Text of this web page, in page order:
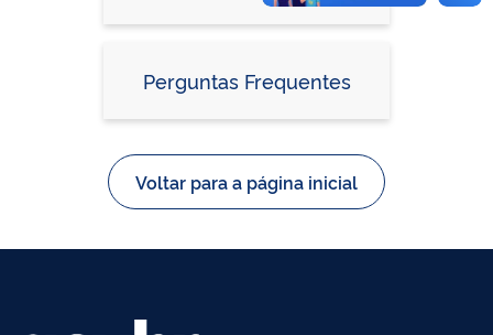
Perguntas Frequentes
Voltar para a página inicial